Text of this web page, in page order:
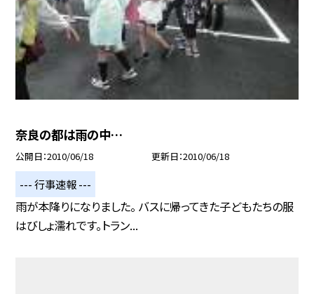
奈良の都は雨の中…
公開日 2010/06/18 更新日 2010/06/18
--- 行事速報 ---
雨が本降りになりました。 バスに帰ってきた子どもたちの服
はびしょ濡れです。トラン...